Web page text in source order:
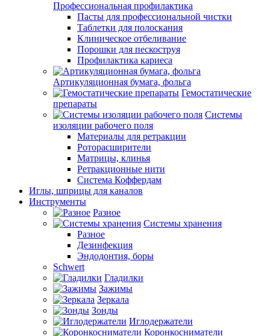
Профессиональная профилактика
Пасты для профессиональной чистки
Таблетки для полоскания
Клиническое отбеливание
Порошки для пескоструя
Профилактика кариеса
Артикуляционная бумага, фольга
Гемостатические
препараты
Системы
изоляции рабочего поля
Материалы для ретракции
Роторасширители
Матрицы, клинья
Ретракционные нити
Система Коффердам
Иглы, шприцы для каналов
Инструменты
Разное
Системы хранения
Разное
Дезинфекция
Эндодонтия, боры
Schwert
Гладилки
Зажимы
Зеркала
Зонды
Иглодержатели
Коронкосниматели